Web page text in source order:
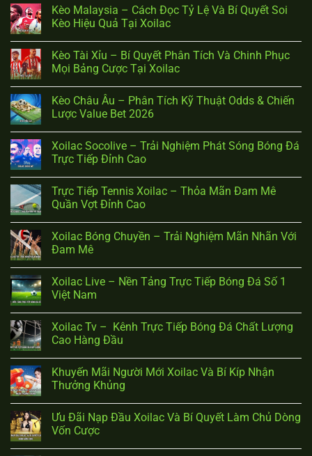
Kèo Malaysia – Cách Đọc Tỷ Lệ Và Bí Quyết Soi
Kèo Hiệu Quả Tại Xoilac
Kèo Tài Xỉu – Bí Quyết Phân Tích Và Chinh Phục
Mọi Bảng Cược Tại Xoilac
Kèo Châu Âu – Phân Tích Kỹ Thuật Odds & Chiến
Lược Value Bet 2026
Xoilac Socolive – Trải Nghiệm Phát Sóng Bóng Đá
Trực Tiếp Đỉnh Cao
Trực Tiếp Tennis Xoilac – Thỏa Mãn Đam Mê
Quần Vợt Đỉnh Cao
Xoilac Bóng Chuyền – Trải Nghiệm Mãn Nhãn Với
Đam Mê
Xoilac Live – Nền Tảng Trực Tiếp Bóng Đá Số 1
Việt Nam
Xoilac Tv – Kênh Trực Tiếp Bóng Đá Chất Lượng
Cao Hàng Đầu
Khuyến Mãi Người Mới Xoilac Và Bí Kíp Nhận
Thưởng Khủng
Ưu Đãi Nạp Đầu Xoilac Và Bí Quyết Làm Chủ Dòng
Vốn Cược